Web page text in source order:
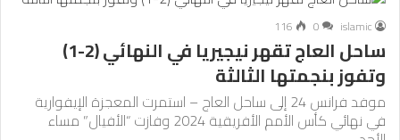
islamic
0
116
ساحل العاج تقهر نيجيريا في النهائي (2-1)
وتفوز بنجمتها الثالثة
موفد فرانس 24 إلى ساحل العاج – استمرت المعجزة الإيفوارية
في نهائي كأس الأمم الأفريقية 2024 وفازت “الأفيال” مساء